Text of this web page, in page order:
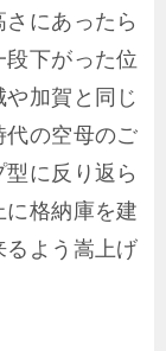
にあったら
下がった位
加賀と同じ
の空母のご
に反り返ら
格納庫を建
よう嵩上げ